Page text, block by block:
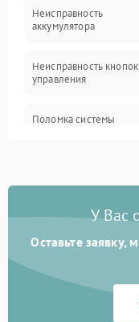
Неисправность
аккумулятора
Неисправность кнопок
управления
Поломка системы
защиты от перегрузок
Неисправность
автоматического
отключения
Поломка системы
от короткого
У Вас
Оставьте